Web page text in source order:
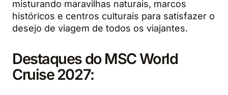
misturando maravilhas naturais, marcos
históricos e centros culturais para satisfazer o
desejo de viagem de todos os viajantes.
Destaques do MSC World
Cruise 2027: